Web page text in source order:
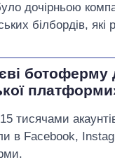
дочірньою
білбордів,
ботоферму
тисячами
в Facebook,